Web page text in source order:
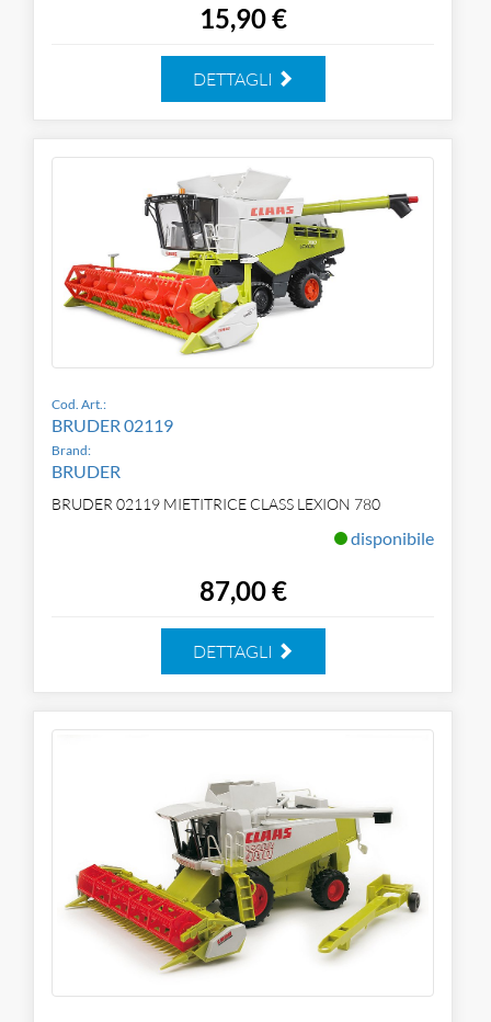
15,90 €
DETTAGLI
Cod. Art.:
BRUDER 02119
Brand:
BRUDER
BRUDER 02119 MIETITRICE CLASS LEXION 780
disponibile
87,00 €
DETTAGLI